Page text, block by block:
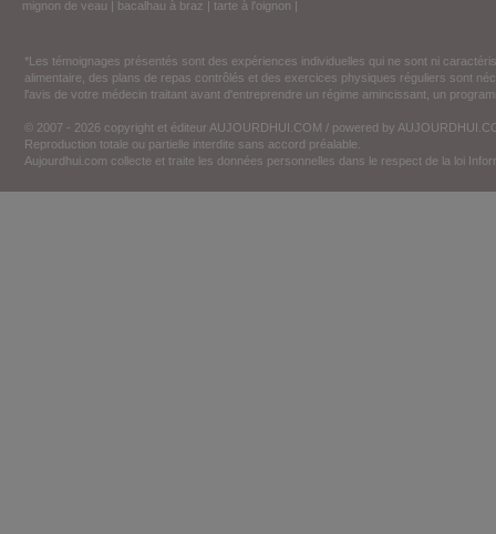
mignon de veau | bacalhau à braz | tarte à l'oignon |
*Les témoignages présentés sont des expériences individuelles qui ne sont ni
alimentaire, des plans de repas contrôlés et des exercices physiques réguliers sont
l'avis de votre médecin traitant avant d'entreprendre un régime amincissant, un
© 2007 - 2026 copyright et éditeur AUJOURDHUI.COM / powered by
Reproduction totale ou partielle interdite sans accord préalable.
Aujourdhui.com collecte et traite les données personnelles dans le respect de la loi